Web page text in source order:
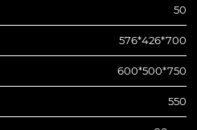
50
576*426*700
600*500*750
550